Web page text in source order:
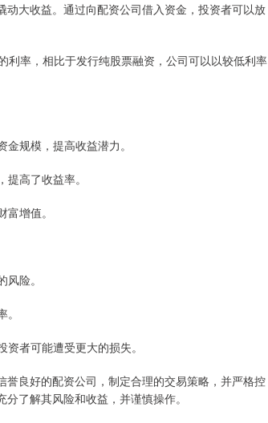
大收益。通过向配资公司借入资金，投资者可以放
利率，相比于发行纯股票融资，公司可以以较低利率
规模，提高收益潜力。
高了收益率。
增值。
险。
者可能遭受更大的损失。
良好的配资公司，制定合理的交易策略，并严格控
了解其风险和收益，并谨慎操作。